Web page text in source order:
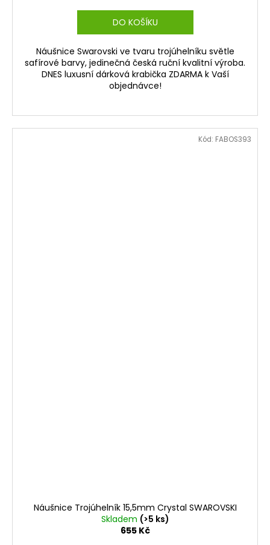
DO KOŠÍKU
Náušnice Swarovski ve tvaru trojúhelníku světle
safírové barvy, jedinečná česká ruční kvalitní výroba.
DNES luxusní dárková krabička ZDARMA k Vaší
objednávce!
Náušnice Trojúhelník 15,5mm Crystal SWAROVSKI
Skladem (>5 ks)
655 Kč
Kód: FABOS393